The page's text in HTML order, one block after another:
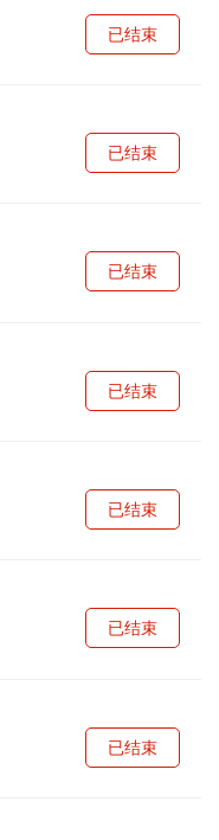
已结束
已结束
已结束
已结束
已结束
已结束
已结束